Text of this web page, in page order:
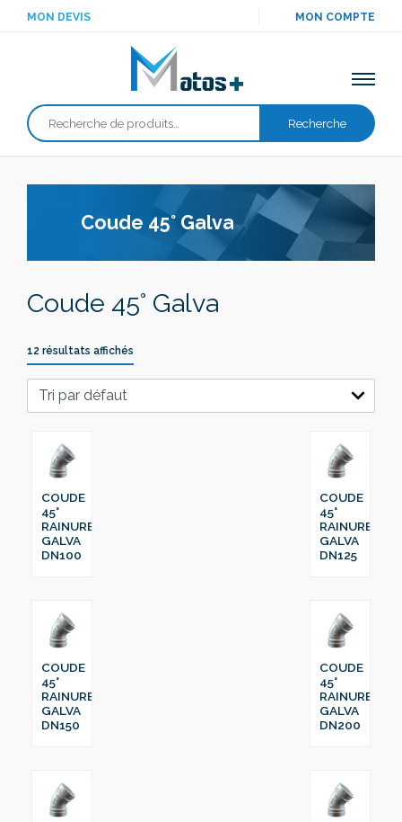
MON DEVIS MON COMPTE
Recherche
Recherche
Coude 45° Galva
Coude 45° Galva
12 résultats affichés
COUDE
45°
RAINURE
GALVA
DN100
COUDE
45°
RAINURE
GALVA
DN125
COUDE
45°
RAINURE
GALVA
DN150
COUDE
45°
RAINURE
GALVA
DN200